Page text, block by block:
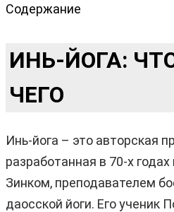
Содержание
ИНЬ-ЙОГА:
ЧЕГО
Инь-йога – это авторская
разработанная в 70-х
Зинком, преподавателем
даосской йоги. Его ученик